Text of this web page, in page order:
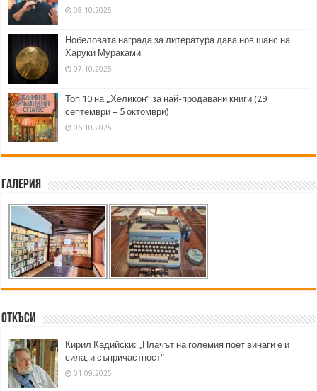
08.10.2025
Нобеловата награда за литература дава нов шанс на
Харуки Мураками
07.10.2025
Топ 10 на „Хеликон” за най-продавани книги (29
септември – 5 октомври)
06.10.2025
Галерия
Откъси
Кирил Кадийски: „Плачът на големия поет винаги е и
сила, и съпричастност“
01.09.2025